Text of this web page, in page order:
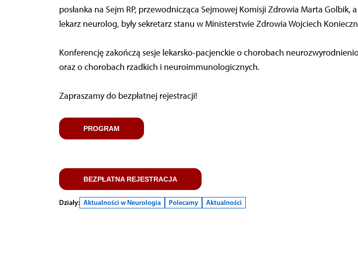
posłanka na Sejm RP, przewodnicząca Sejmowej Komisji Zdrowia Marta Golbik,
lekarz neurolog, były sekretarz stanu w Ministerstwie Zdrowia Wojciech
Konferencję zakończą sesje lekarsko-pacjenckie o chorobach
oraz o chorobach rzadkich i neuroimmunologicznych.
Zapraszamy do bezpłatnej rejestracji!
PROGRAM
BEZPŁATNA REJESTRACJA
Działy: Aktualności w Neurologia Polecamy Aktualności